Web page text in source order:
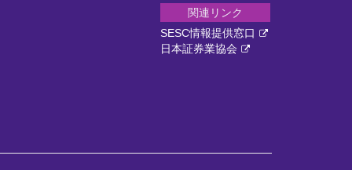
関連リンク
SESC情報提供窓口
日本証券業協会